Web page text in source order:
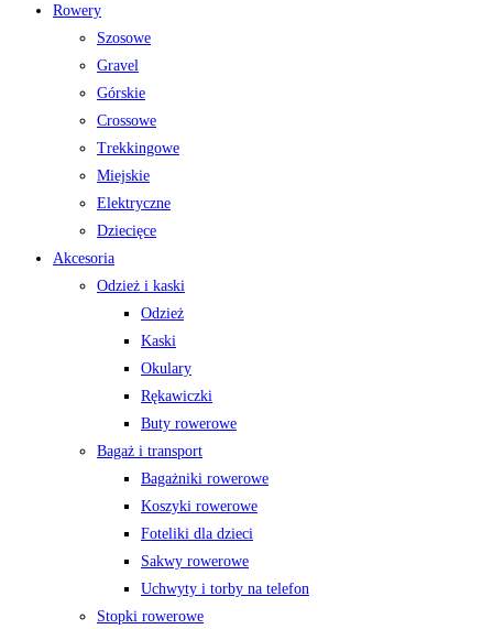
Rowery
Szosowe
Gravel
Górskie
Crossowe
Trekkingowe
Miejskie
Elektryczne
Dziecięce
Akcesoria
Odzież i kaski
Odzież
Kaski
Okulary
Rękawiczki
Buty rowerowe
Bagaż i transport
Bagażniki rowerowe
Koszyki rowerowe
Foteliki dla dzieci
Sakwy rowerowe
Uchwyty i torby na telefon
Stopki rowerowe